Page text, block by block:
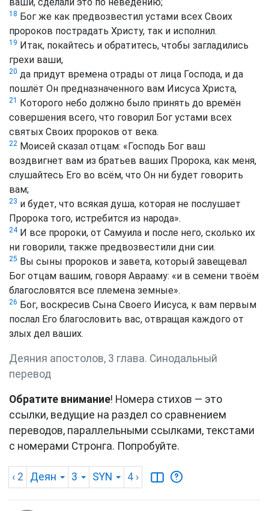
ваши, сделали это по неведению;
18 Бог же как предвозвестил устами всех Своих
пророков пострадать Христу, так и исполнил.
19 Итак, покайтесь и обратитесь, чтобы загладились
грехи ваши,
20 да придут времена отрады от лица Господа, и да
пошлёт Он предназначенного вам Иисуса Христа,
21
Которого небо должно было принять до времён
совершения всего, что говорил Бог устами всех
святых Своих пророков от века.
22 Моисей сказал отцам: «Господь Бог ваш
воздвигнет вам из братьев ваших Пророка, как меня,
слушайтесь Его во всём, что Он ни будет говорить
вам;
23 и будет, что всякая душа, которая не послушает
Пророка того, истребится из народа».
24И все пророки, от Самуила и после него, сколько их
ни говорили, также предвозвестили дни сии.
25 Вы сыны пророков и завета, который завещевал
Бог отцам вашим, говоря Аврааму: «и в семени твоём
благословятся все племена земные».
26 Бог, воскресив Сына Своего Иисуса, к вам первым
послал Его благословить вас, отвращая каждого от
злых дел ваших.
Деяния апостолов, 3 глава. Синодальный
перевод
Обратите внимание! Номера стихов — это
ссылки, ведущие на раздел со сравнением
переводов, параллельными ссылками, текстами
с номерами Стронга. Попробуйте.
‹ 2 Деян 3 SYN 4 ›